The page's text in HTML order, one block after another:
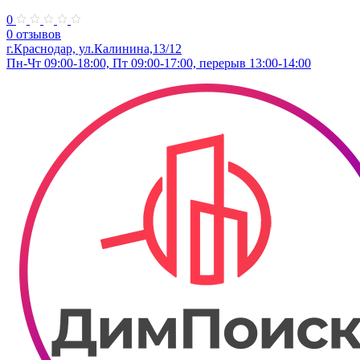
0
0 отзывов
г.Краснодар, ул.Калинина,13/12
Пн-Чт 09:00-18:00, Пт 09:00-17:00, перерыв 13:00-14:00